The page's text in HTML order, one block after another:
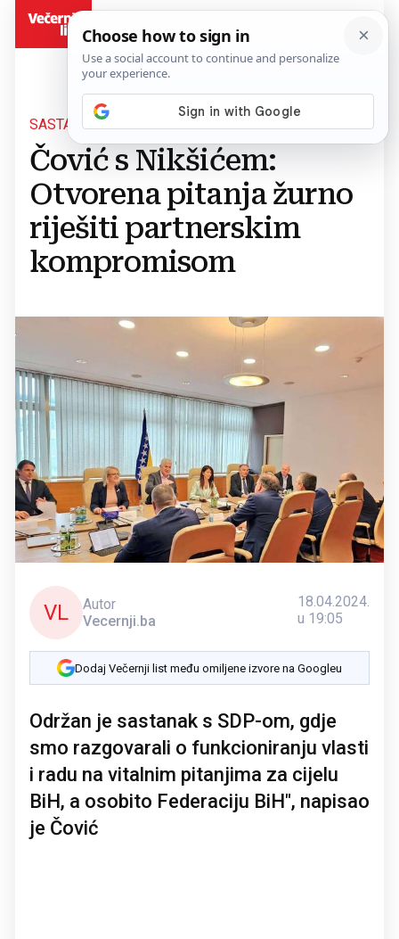
SASTANAK S SDP-OM
Čović s Nikšićem:
Otvorena pitanja žurno
riješiti partnerskim
kompromisom
VL
Autor
Vecernji.ba
18.04.2024.
u 19:05
Dodaj Večernji list među omiljene izvore na Googleu
Održan je sastanak s SDP-om, gdje
smo razgovarali o funkcioniranju vlasti
i radu na vitalnim pitanjima za cijelu
BiH, a osobito Federaciju BiH", napisao
je Čović